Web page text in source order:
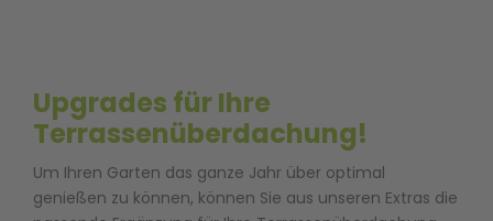
Upgrades für Ihre
Terrassenüberdachung!
Um Ihren Garten das ganze Jahr über optimal
genießen zu können, können Sie aus unseren Extras die